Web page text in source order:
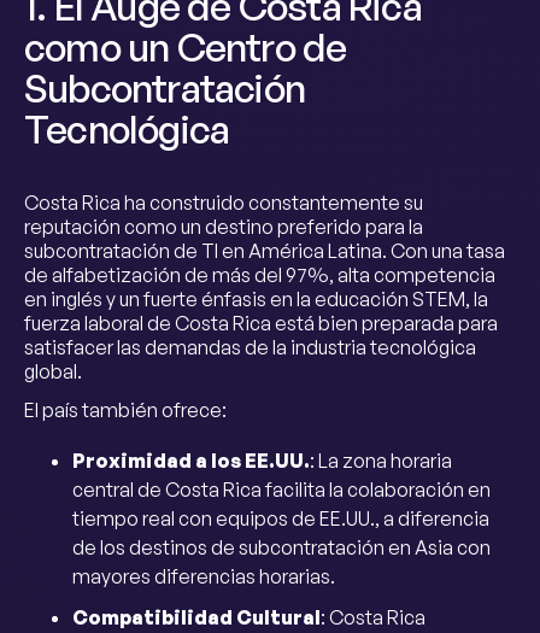
como un Centro de
Subcontratación
Tecnológica
Costa Rica ha construido constantemente su
reputación como un destino preferido para la
subcontratación de TI en América Latina. Con una tasa
de alfabetización de más del 97%, alta competencia
en inglés y un fuerte énfasis en la educación STEM, la
fuerza laboral de Costa Rica está bien preparada para
satisfacer las demandas de la industria tecnológica
global.
El país también ofrece:
Proximidad a los EE.UU.: La zona horaria
central de Costa Rica facilita la colaboración en
tiempo real con equipos de EE.UU., a diferencia
de los destinos de subcontratación en Asia con
mayores diferencias horarias.
Compatibilidad Cultural: Costa Rica